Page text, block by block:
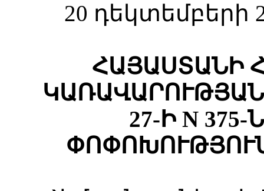
20 դեկտեմբերի
ՀԱՅԱՍՏԱՆԻ
ԿԱՌԱՎԱՐՈՒԹՅԱՆ
27-Ի N